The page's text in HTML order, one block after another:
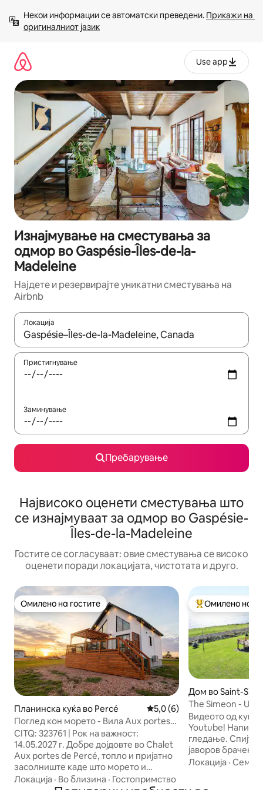
содржина
Некои информации се автоматски преведени. Прикажи на
оригиналниот јазик
Use app
Изнајмување на сместувања за
одмор во Gaspésie-Îles-de-la-
Madeleine
Најдете и резервирајте уникатни сместувања на
Airbnb
Локација
Кога резултатите се достапни, движете се со копчињата
Пристигнување
Заминување
Пребарување
Највисоко оценети сместувања што
се изнајмуваат за одмор во Gaspésie-
Îles-de-la-Madeleine
Гостите се согласуваат: овие сместувања се високо
оценети поради локацијата, чистотата и друго.
Омилено на гостите
Омилено на гостите
Планинска куќа во Percé Просечна оцена: 5,0 од 5,
5,0 (6)
Поглед кон морето - Вила Aux portes
de Perce
CITQ: 323761 | Рок на важност:
14.05.2027 г. Добре дојдовте во Chalet
Aux portes de Percé, топло и пријатно
засолниште каде што морето и
прекрасните пејзажи на полуостровот
Локација · Во близина · Гостопримство
Меѓу
Омилено на
Дом во Saint-
The Simeon -
Doorbed
Видеото од
Youtube!
гледање. Спијте добро во вашиот
јаворов брачен
Локација ·